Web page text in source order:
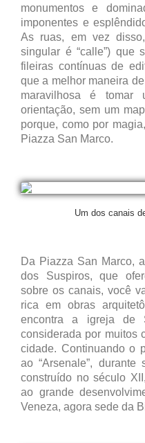
monumentos e
imponentes e
As ruas, em vez
singular é “calle”) que
fileiras contínuas de
que a melhor maneira
maravilhosa é tomar
orientação, sem um
porque, como por
Piazza San Marco.
Um dos canais
Da Piazza San Marco,
dos Suspiros, que
sobre os canais, você
rica em obras
encontra a igreja de
considerada por muitos
cidade. Continuando o
ao “Arsenale”,
construído no século
ao grande
Veneza, agora sede da